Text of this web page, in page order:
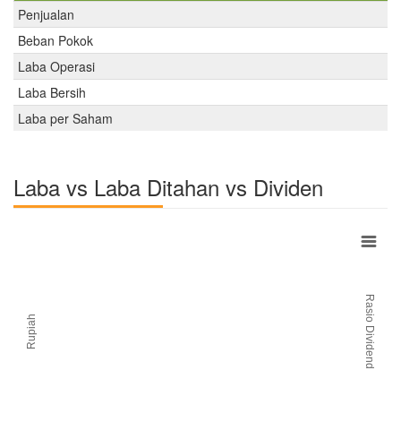
Penjualan
Beban Pokok
Laba Operasi
Laba Bersih
Laba per Saham
Laba vs Laba Ditahan vs Dividen
Rupiah Rasio Dividend